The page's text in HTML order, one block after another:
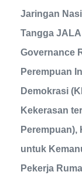
Jaringan
Tangga
Governance
Perempuan
Demokrasi
Kekerasan
Perempuan),
untuk
Pekerja